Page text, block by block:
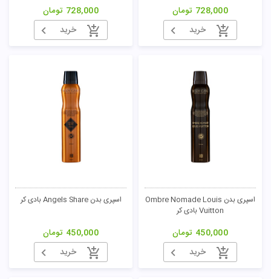
728,000 تومان
خرید
728,000 تومان
خرید
اسپری بدن Ombre Nomade Louis
Vuitton بادی کر
450,000 تومان
خرید
اسپری بدن Angels Share بادی کر
450,000 تومان
خرید